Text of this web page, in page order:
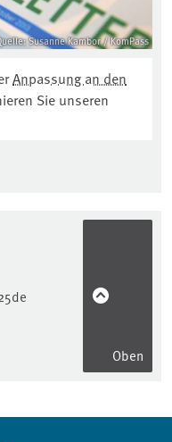
Susanne Kambor / KomPass
Anpassung an den
Sie unseren
Oben